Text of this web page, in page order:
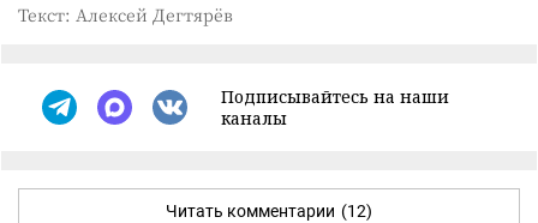
Текст: Алексей Дегтярёв
Подписывайтесь на наши
каналы
Читать комментарии (12)